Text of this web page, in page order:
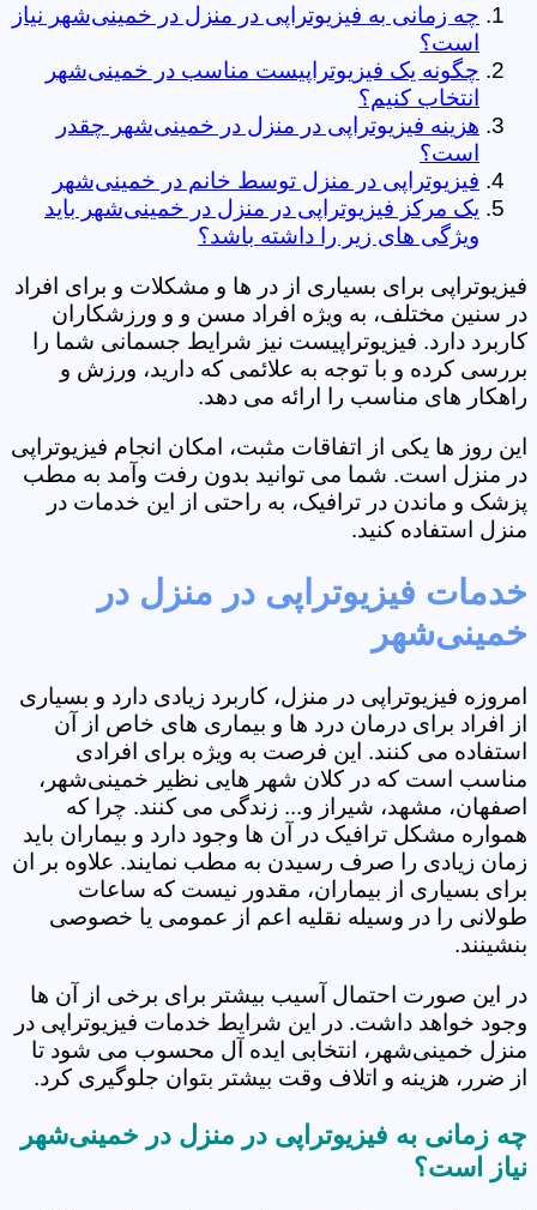
چه زمانی به فیزیوتراپی در منزل در خمینی‌شهر نیاز
است؟
چگونه یک فیزیوتراپیست مناسب در خمینی‌شهر
انتخاب کنیم؟
هزینه فیزیوتراپی در منزل در خمینی‌شهر چقدر
است؟
فیزیوتراپی در منزل توسط خانم در خمینی‌شهر
یک مرکز فیزیوتراپی در منزل در خمینی‌شهر باید
ویژگی های زیر را داشته باشد؟
فیزیوتراپی برای بسیاری از در ها و مشکلات و برای افراد
در سنین مختلف، به ویژه افراد مسن و و ورزشکاران
کاربرد دارد. فیزیوتراپیست نیز شرایط جسمانی شما را
بررسی کرده و با توجه به علائمی که دارید، ورزش و
راهکار های مناسب را ارائه می دهد.
این روز ها یکی از اتفاقات مثبت، امکان انجام فیزیوتراپی
در منزل است. شما می توانید بدون رفت وآمد به مطب
پزشک و ماندن در ترافیک، به راحتی از این خدمات در
منزل استفاده کنید.
خدمات فیزیوتراپی در منزل در
خمینی‌شهر
امروزه فیزیوتراپی در منزل، کاربرد زیادی دارد و بسیاری
از افراد برای درمان درد ها و بیماری های خاص از آن
استفاده می کنند. این فرصت به ویژه برای افرادی
مناسب است که در کلان شهر هایی نظیر خمینی‌شهر،
اصفهان، مشهد، شیراز و... زندگی می کنند. چرا که
همواره مشکل ترافیک در آن ها وجود دارد و بیماران باید
زمان زیادی را صرف رسیدن به مطب نمایند. علاوه بر ان
برای بسیاری از بیماران، مقدور نیست که ساعات
طولانی را در وسیله نقلیه اعم از عمومی یا خصوصی
بنشینند.
در این صورت احتمال آسیب بیشتر برای برخی از آن ها
وجود خواهد داشت. در این شرایط خدمات فیزیوتراپی در
منزل خمینی‌شهر، انتخابی ایده آل محسوب می شود تا
از ضرر، هزینه و اتلاف وقت بیشتر بتوان جلوگیری کرد.
چه زمانی به فیزیوتراپی در منزل در خمینی‌شهر
نیاز است؟